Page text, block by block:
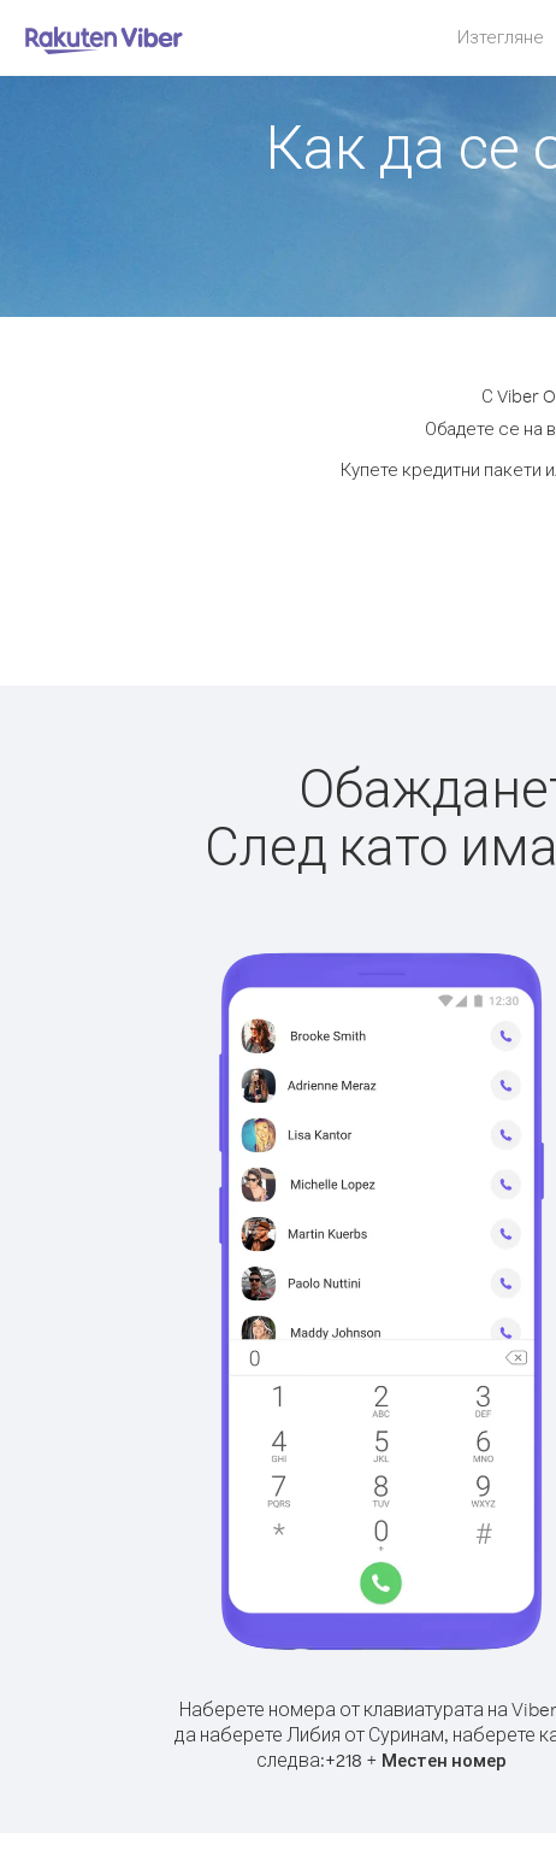
Изтегляне
Как да се
С Viber
Обадете се на
Купете кредитни пакети
След като
Наберете номера от клавиатурата на
да наберете Либия от Суринам, наберете
следва:+218 + Местен номер